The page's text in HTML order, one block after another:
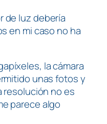
de luz debería
en mi caso no ha
la cámara
unas fotos y
resolución no es
parece algo